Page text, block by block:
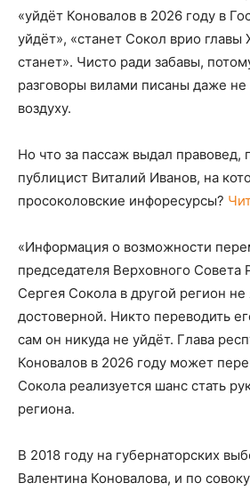
«уйдёт Коновалов в 2026 году в
уйдёт», «станет Сокол врио главы
станет». Чисто ради забавы,
разговоры вилами писаны даже не
воздуху.
Но что за пассаж выдал правовед,
публицист Виталий Иванов, на
просоколовские инфоресурсы?
«Информация о возможности
председателя Верховного Совета
Сергея Сокола в другой регион не
достоверной. Никто переводить
сам он никуда не уйдёт. Глава
Коновалов в 2026 году может
Сокола реализуется шанс стать
региона.
В 2018 году на губернаторских
Валентина Коновалова, и по